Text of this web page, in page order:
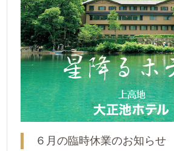
６月の臨時休業のお知らせ